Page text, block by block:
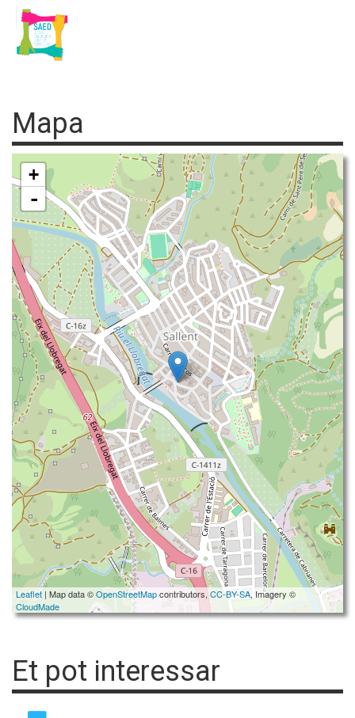
Mapa
+
-
Leaflet | Map data ©OpenStreetMapcontributors,CC-BY-SA, Imagery ©
CloudMade
Et pot interessar